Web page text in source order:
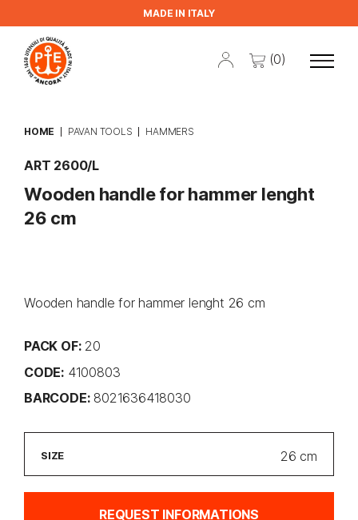
MADE IN ITALY
(0)
HOME PAVAN TOOLS HAMMERS
ART 2600/L
Wooden handle for hammer lenght
26 cm
Wooden handle for hammer lenght 26 cm
PACK OF: 20
CODE: 4100803
BARCODE: 8021636418030
SIZE
REQUEST INFORMATIONS